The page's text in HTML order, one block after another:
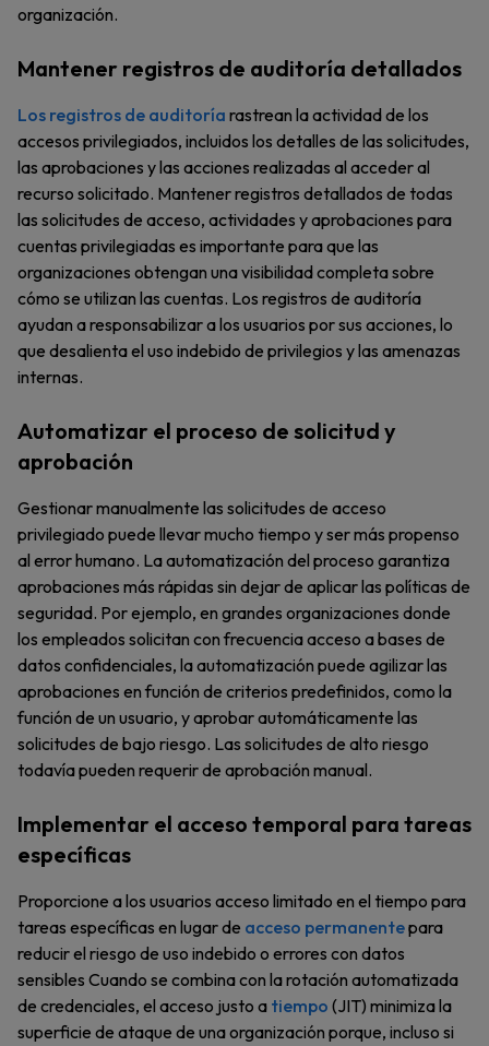
organización.
Mantener registros de auditoría detallados
Los registros de auditoría rastrean la actividad de los
accesos privilegiados, incluidos los detalles de las solicitudes,
las aprobaciones y las acciones realizadas al acceder al
recurso solicitado. Mantener registros detallados de todas
las solicitudes de acceso, actividades y aprobaciones para
cuentas privilegiadas es importante para que las
organizaciones obtengan una visibilidad completa sobre
cómo se utilizan las cuentas. Los registros de auditoría
ayudan a responsabilizar a los usuarios por sus acciones, lo
que desalienta el uso indebido de privilegios y las amenazas
internas.
Automatizar el proceso de solicitud y
aprobación
Gestionar manualmente las solicitudes de acceso
privilegiado puede llevar mucho tiempo y ser más propenso
al error humano. La automatización del proceso garantiza
aprobaciones más rápidas sin dejar de aplicar las políticas de
seguridad. Por ejemplo, en grandes organizaciones donde
los empleados solicitan con frecuencia acceso a bases de
datos confidenciales, la automatización puede agilizar las
aprobaciones en función de criterios predefinidos, como la
función de un usuario, y aprobar automáticamente las
solicitudes de bajo riesgo. Las solicitudes de alto riesgo
todavía pueden requerir de aprobación manual.
Implementar el acceso temporal para tareas
específicas
Proporcione a los usuarios acceso limitado en el tiempo para
tareas específicas en lugar de acceso permanentepara
reducir el riesgo de uso indebido o errores con datos
sensibles Cuando se combina con la rotación automatizada
de credenciales, el acceso justo a tiempo (JIT) minimiza la
superficie de ataque de una organización porque, incluso si